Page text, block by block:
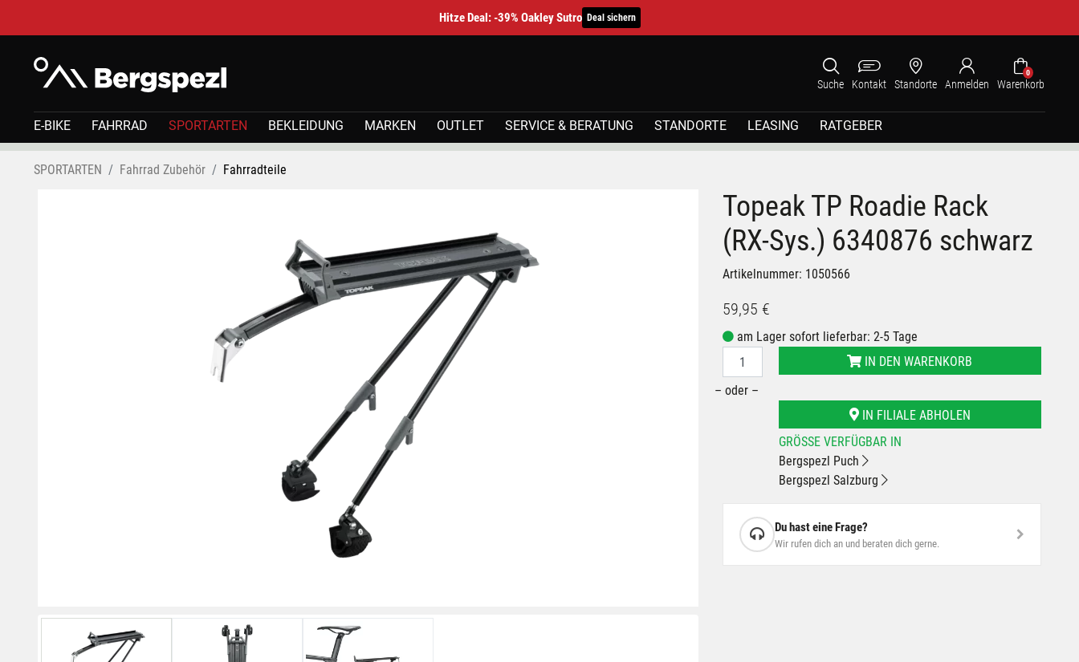
Hitze Deal: -39% Oakley Sutro Deal sichern
Suche Kontakt Standorte Anmelden
0
Warenkorb
E-BIKE FAHRRAD SPORTARTEN BEKLEIDUNG MARKEN OUTLET SERVICE & BERATUNG STANDORTE LEASING RATGEBER
SPORTARTEN Fahrrad Zubehör Fahrradteile
Topeak TP Roadie Rack
(RX-Sys.) 6340876 schwarz
Artikelnummer: 1050566
59,95 €
am Lager sofort lieferbar: 2-5 Tage
IN DEN WARENKORB
– oder –
IN FILIALE ABHOLEN
GRÖSSE VERFÜGBAR IN
Bergspezl Puch
Bergspezl Salzburg
Du hast eine Frage?
Wir rufen dich an und beraten dich gerne.